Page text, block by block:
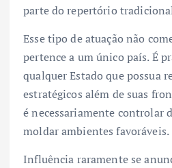
parte do repertório
Esse tipo de atuação não
pertence a um único país. É
qualquer Estado que possua
estratégicos além de suas
é necessariamente controlar
moldar ambientes favoráveis.
Influência raramente se